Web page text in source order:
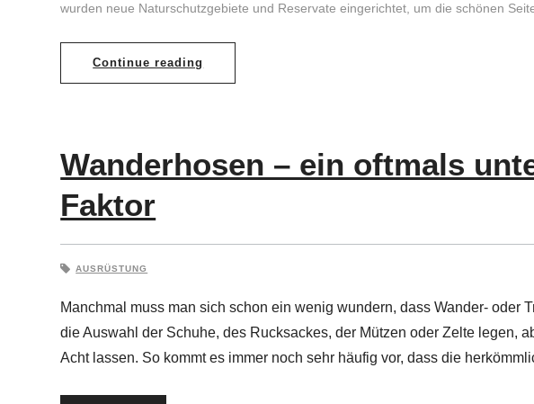
wurden neue Naturschutzgebiete und Reservate eingerichtet, um die schönen
Continue reading
Wanderhosen – ein oftmals
Faktor
AUSRÜSTUNG
Manchmal muss man sich schon ein wenig wundern, dass Wander- oder
die Auswahl der Schuhe, des Rucksackes, der Mützen oder Zelte legen,
Acht lassen. So kommt es immer noch sehr häufig vor, dass die